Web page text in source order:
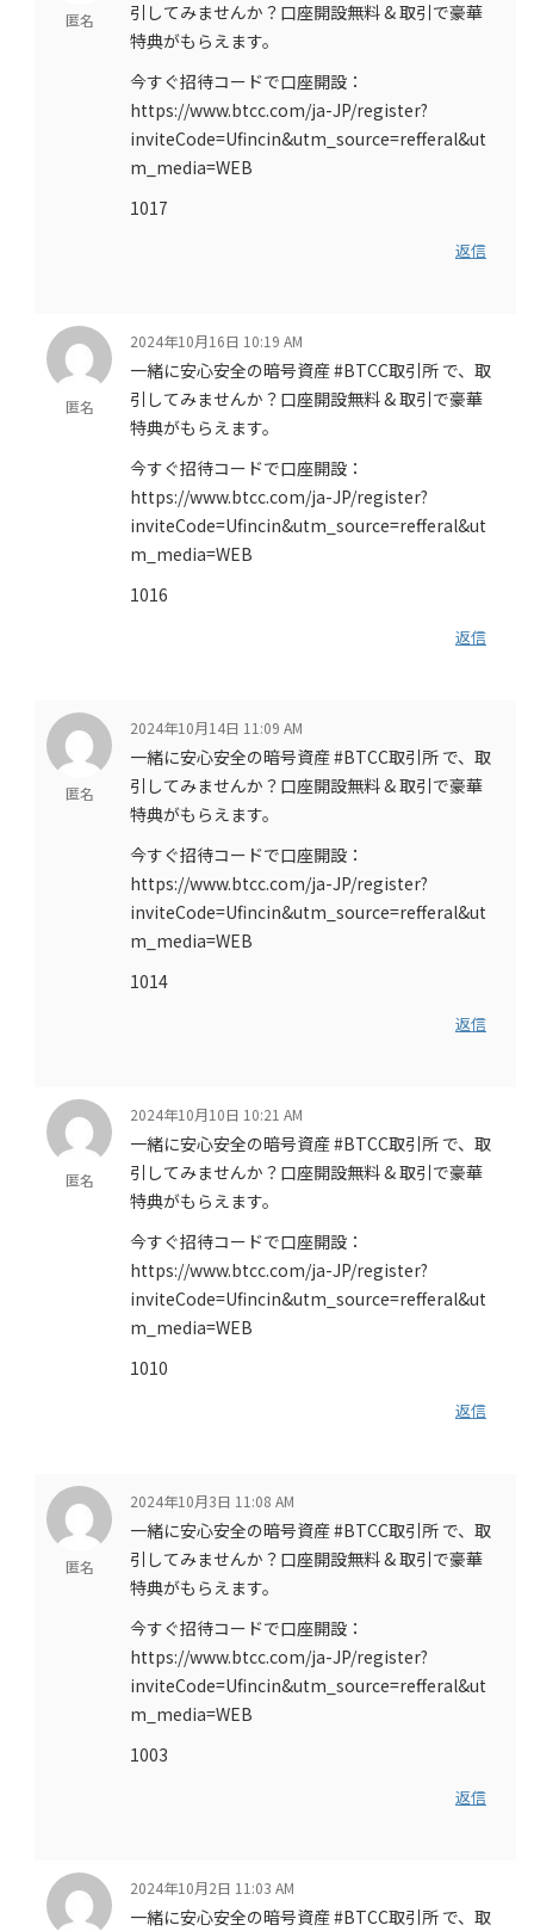
匿名
引してみませんか？口座開設無料 & 取引で豪華
特典がもらえます。
今すぐ招待コードで口座開設：
https://www.btcc.com/ja-JP/register?
inviteCode=Ufincin&utm_source=refferal&ut
m_media=WEB
1017
返信
匿名
2024年10月16日 10:19 AM
一緒に安心安全の暗号資産 #BTCC取引所 で、取
引してみませんか？口座開設無料 & 取引で豪華
特典がもらえます。
今すぐ招待コードで口座開設：
https://www.btcc.com/ja-JP/register?
inviteCode=Ufincin&utm_source=refferal&ut
m_media=WEB
1016
返信
匿名
2024年10月14日 11:09 AM
一緒に安心安全の暗号資産 #BTCC取引所 で、取
引してみませんか？口座開設無料 & 取引で豪華
特典がもらえます。
今すぐ招待コードで口座開設：
https://www.btcc.com/ja-JP/register?
inviteCode=Ufincin&utm_source=refferal&ut
m_media=WEB
1014
返信
匿名
2024年10月10日 10:21 AM
一緒に安心安全の暗号資産 #BTCC取引所 で、取
引してみませんか？口座開設無料 & 取引で豪華
特典がもらえます。
今すぐ招待コードで口座開設：
https://www.btcc.com/ja-JP/register?
inviteCode=Ufincin&utm_source=refferal&ut
m_media=WEB
1010
返信
匿名
2024年10月3日 11:08 AM
一緒に安心安全の暗号資産 #BTCC取引所 で、取
引してみませんか？口座開設無料 & 取引で豪華
特典がもらえます。
今すぐ招待コードで口座開設：
https://www.btcc.com/ja-JP/register?
inviteCode=Ufincin&utm_source=refferal&ut
m_media=WEB
1003
返信
2024年10月2日 11:03 AM
一緒に安心安全の暗号資産 #BTCC取引所 で、取